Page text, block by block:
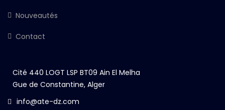
Nouveautés
Contact
Cité 440 LOGT LSP BT09 Ain El Melha
Gue de Constantine, Alger
info@ate-dz.com